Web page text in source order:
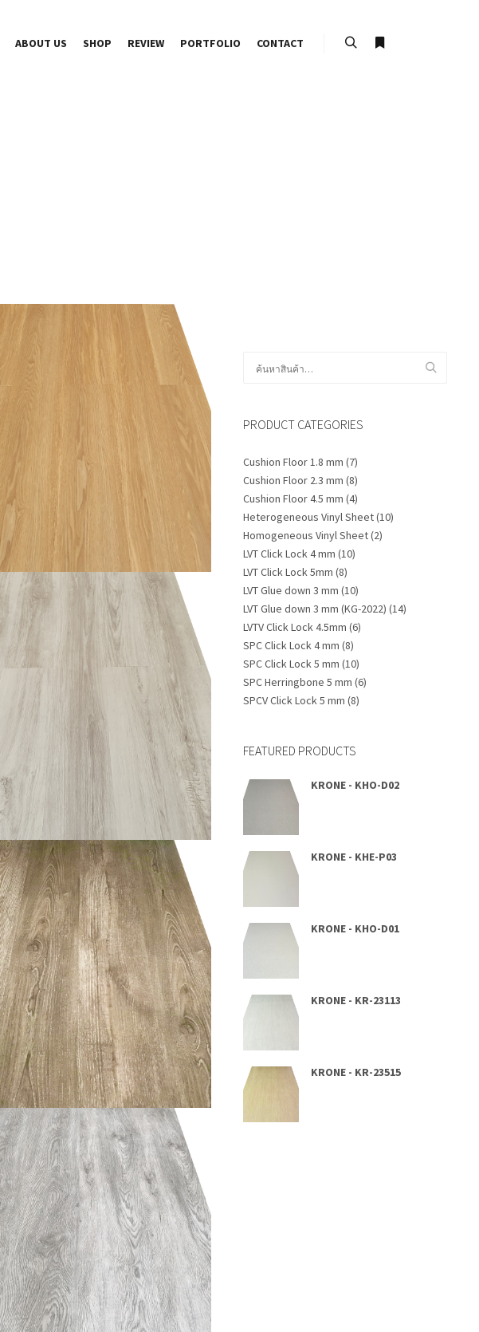
ABOUT US SHOP REVIEW PORTFOLIO CONTACT
อ่านเพิ่ม
อ่านเพิ่ม
อ่านเพิ่ม
PRODUCT CATEGORIES
Cushion Floor 1.8 mm (7)
Cushion Floor 2.3 mm (8)
Cushion Floor 4.5 mm (4)
Heterogeneous Vinyl Sheet(10)
Homogeneous Vinyl Sheet(2)
LVT Click Lock 4 mm (10)
LVT Click Lock 5mm (8)
LVT Glue down 3 mm (10)
LVT Glue down 3 mm (KG-2022) (14)
LVTV Click Lock 4.5mm (6)
SPC Click Lock 4 mm (8)
SPC Click Lock 5 mm (10)
SPC Herringbone 5 mm (6)
SPCV Click Lock 5 mm (8)
FEATURED PRODUCTS
KRONE - KHO-D02
KRONE - KHE-P03
KRONE - KHO-D01
KRONE - KR-23113
KRONE - KR-23515